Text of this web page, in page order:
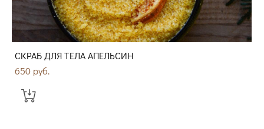
СКРАБ ДЛЯ ТЕЛА АПЕЛЬСИН
650 pуб.